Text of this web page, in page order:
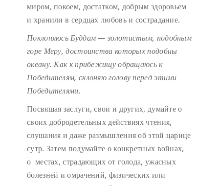
миром, покоем, достатком, добрым здоровьем
и хранили в сердцах любовь и сострадание.
Поклоняюсь Буддам — золотистым, подобным
горе Меру, достоинства которых подобны
океану. Как к прибежищу обращаюсь к
Победителям, склоняю голову перед этими
Победителями.
Посвящая заслуги, свои и других, думайте о
своих добродетельных действиях чтения,
слушания и даже размышления об этой царице
сутр. Затем подумайте о конкретных войнах,
о местах, страдающих от голода, ужасных
болезней и омрачений, физических или